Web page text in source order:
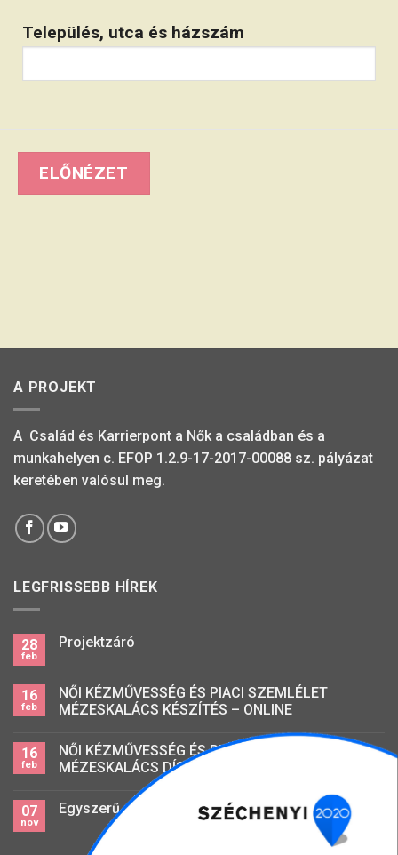
Település, utca és házszám
A PROJEKT
A Család és Karrierpont a Nők a családban és a
munkahelyen c. EFOP 1.2.9-17-2017-00088 sz. pályázat
keretében valósul meg.
LEGFRISSEBB HÍREK
28
feb
Projektzáró
16
feb
NŐI KÉZMŰVESSÉG ÉS PIACI SZEMLÉLET
MÉZESKALÁCS KÉSZÍTÉS – ONLINE
16
feb
NŐI KÉZMŰVESSÉG ÉS PIACI SZEMLÉLET
MÉZESKALÁCS DÍSZÍTÉS – ONLINE
07
nov
Egyszerű mezőgazdasági foglalkozású